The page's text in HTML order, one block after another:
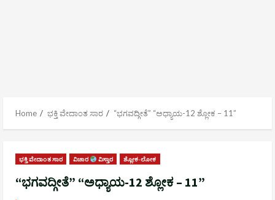
Home ಭಕ್ತಿ ವೇದಾಂತ ಸಾರ “ಭಗವದ್ಗೀತೆ” “ಅಧ್ಯಾಯ-12 ಶ್ಲೋಕ – 11”
ಭಕ್ತಿ ವೇದಾಂತ ಸಾರ ವಿಚಾರ ವಿಸ್ತಾರ ಶ್ಲೋಕ-ಲೋಕ
“ಭಗವದ್ಗೀತೆ” “ಅಧ್ಯಾಯ-12 ಶ್ಲೋಕ – 11”